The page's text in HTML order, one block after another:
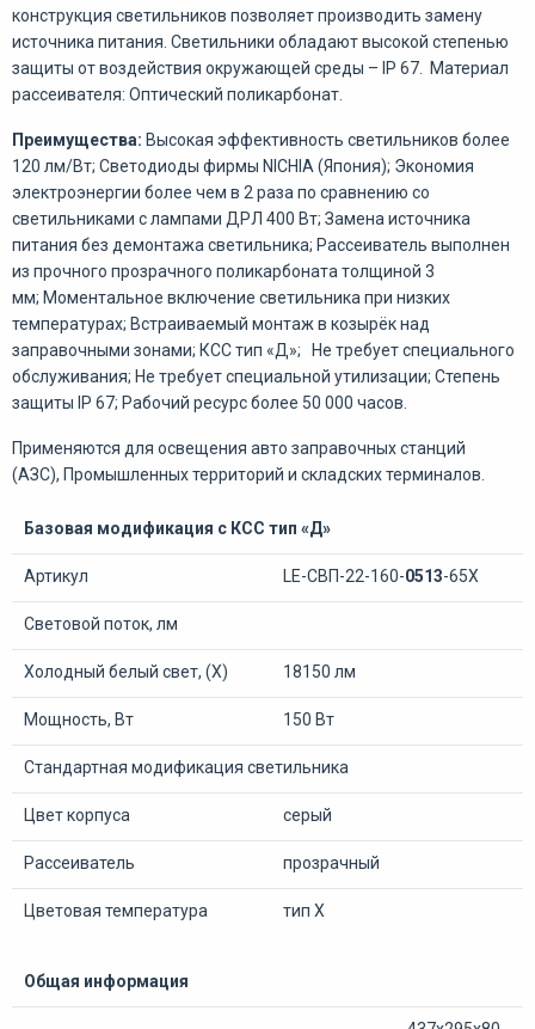
конструкция светильников позволяет производить замену
источника питания. Светильники обладают высокой степенью
защиты от воздействия окружающей среды – IP 67. Материал
рассеивателя: Оптический поликарбонат.
Преимущества: Высокая эффективность светильников более
120 лм/Вт; Светодиоды фирмы NICHIA (Япония); Экономия
электроэнергии более чем в 2 раза по сравнению со
светильниками с лампами ДРЛ 400 Вт; Замена источника
питания без демонтажа светильника; Рассеиватель выполнен
из прочного прозрачного поликарбоната толщиной 3
мм; Моментальное включение светильника при низких
температурах; Встраиваемый монтаж в козырёк над
заправочными зонами; КСС тип «Д»; Не требует специального
обслуживания; Не требует специальной утилизации; Степень
защиты IP 67; Рабочий ресурс более 50 000 часов.
Применяются для освещения авто заправочных станций
(АЗС), Промышленных территорий и складских терминалов.
Базовая модификация с КСС тип «Д»
Артикул LE-СВП-22-160-0513-65Х
Световой поток, лм
Холодный белый свет, (Х) 18150 лм
Мощность, Вт 150 Вт
Стандартная модификация светильника
Цвет корпуса серый
Рассеиватель прозрачный
Цветовая температура тип Х
Общая информация